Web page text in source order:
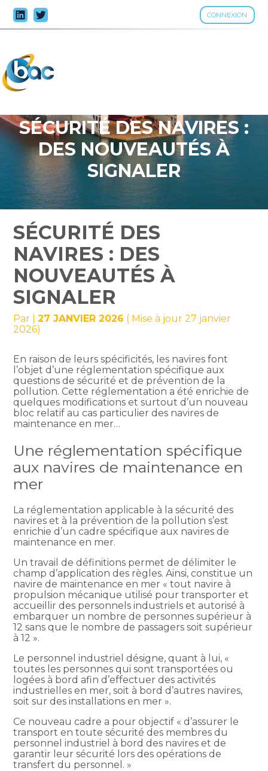
CONNEXION
Aller
au
SÉCURITÉ DES NAVIRES :
DES NOUVEAUTÉS À
SIGNALER
SÉCURITÉ DES
NAVIRES : DES
NOUVEAUTÉS À
SIGNALER
Par |27 JANVIER 2026 ( Mise à jour 27 janvier
2026)
En raison de leurs spécificités, les navires font
l’objet d’une réglementation spécifique aux
questions de sécurité et de prévention de la
pollution. Cette réglementation a été enrichie de
quelques modifications et surtout d’un nouveau
bloc relatif au cas particulier des navires de
maintenance en mer…
Une réglementation spécifique
aux navires de maintenance en
mer
La réglementation applicable à la sécurité des
navires et à la prévention de la pollution s’est
enrichie d’un cadre spécifique aux navires de
maintenance en mer.
Un travail de définitions permet de délimiter le
champ d’application des règles. Ainsi, constitue un
navire de maintenance en mer « tout navire à
propulsion mécanique utilisé pour transporter et
accueillir des personnels industriels et autorisé à
embarquer un nombre de personnes supérieur à
12 sans que le nombre de passagers soit supérieur
à 12 ».
Le personnel industriel désigne, quant à lui, «
toutes les personnes qui sont transportées ou
logées à bord afin d’effectuer des activités
industrielles en mer, soit à bord d’autres navires,
soit sur des installations en mer ».
Ce nouveau cadre a pour objectif « d’assurer le
transport en toute sécurité des membres du
personnel industriel à bord des navires et de
garantir leur sécurité lors des opérations de
transfert du personnel. »